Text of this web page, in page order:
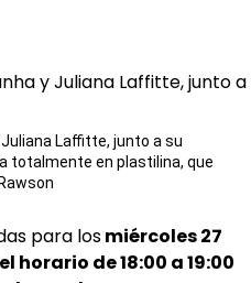
Laffitte, junto a su
totalmente en plastilina, que
para losmiércoles 27
horario de 18:00 a 19:00